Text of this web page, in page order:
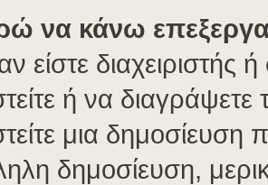
να κάνω
είστε διαχειριστής
ή να
μια δημοσίευση
δημοσίευση,